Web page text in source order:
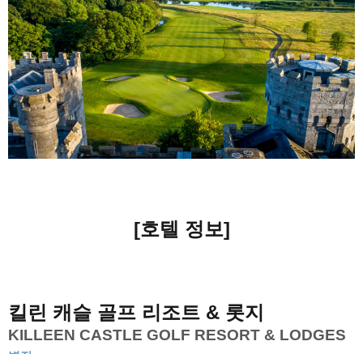
[호텔 정보]
킬린 캐슬 골프 리조트 & 롯지
KILLEEN CASTLE GOLF RESORT & LODGES